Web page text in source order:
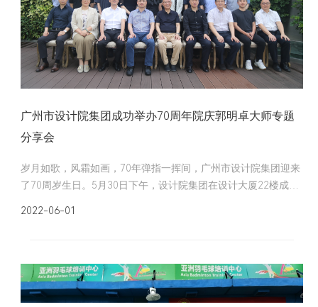
广州市设计院集团成功举办70周年院庆郭明卓大师专题
分享会
岁月如歌，风霜如画，70年弹指一挥间，广州市设计院集团迎来
了70周岁生日。5月30日下午，设计院集团在设计大厦22楼成功
2022-06-01